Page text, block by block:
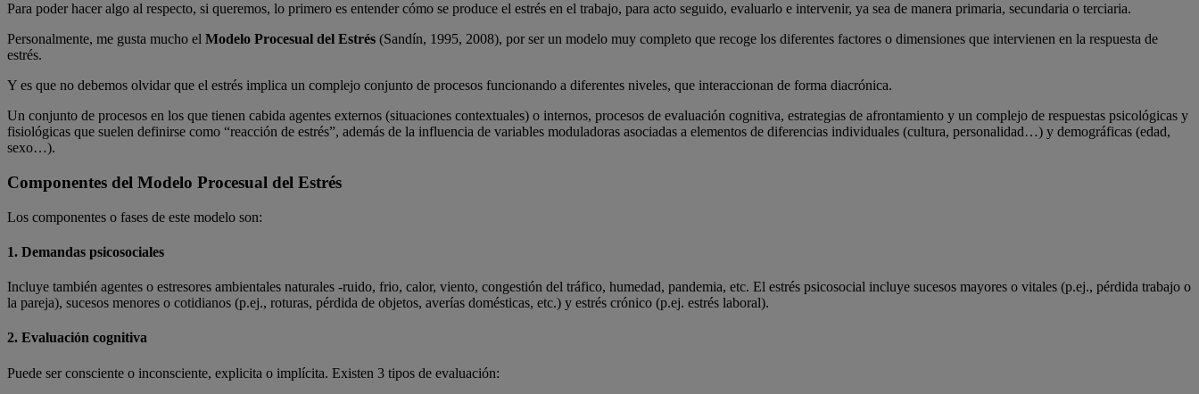
Para poder hacer algo al respecto, si queremos, lo primero es entender cómo se produce el estrés en el trabajo, para acto seguido, evaluarlo e intervenir, ya sea de manera primaria, secundaria o terciaria.
Personalmente, me gusta mucho el Modelo Procesual del Estrés (Sandín, 1995, 2008), por ser un modelo muy completo que recoge los diferentes factores o dimensiones que intervienen en la respuesta de
estrés.
Y es que no debemos olvidar que el estrés implica un complejo conjunto de procesos funcionando a diferentes niveles, que interaccionan de forma diacrónica.
Un conjunto de procesos en los que tienen cabida agentes externos (situaciones contextuales) o internos, procesos de evaluación cognitiva, estrategias de afrontamiento y un complejo de respuestas psicológicas y
fisiológicas que suelen definirse como “reacción de estrés”, además de la influencia de variables moduladoras asociadas a elementos de diferencias individuales (cultura, personalidad…) y demográficas (edad,
sexo…).
Componentes del Modelo Procesual del Estrés
Los componentes o fases de este modelo son:
1. Demandas psicosociales
Incluye también agentes o estresores ambientales naturales -ruido, frio, calor, viento, congestión del tráfico, humedad, pandemia, etc. El estrés psicosocial incluye sucesos mayores o vitales (p.ej., pérdida trabajo o
la pareja), sucesos menores o cotidianos (p.ej., roturas, pérdida de objetos, averías domésticas, etc.) y estrés crónico (p.ej. estrés laboral).
2. Evaluación cognitiva
Puede ser consciente o inconsciente, explicita o implícita. Existen 3 tipos de evaluación: